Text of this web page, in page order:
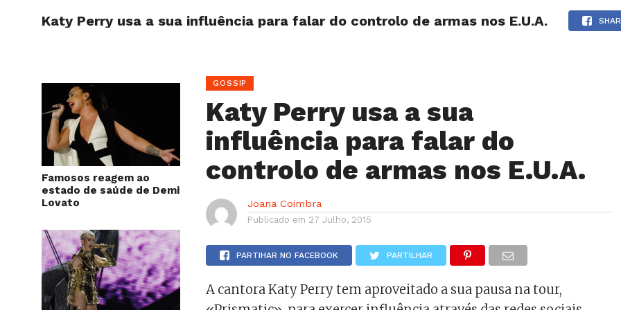
HOME NOTÍCIAS GOSSIP FUTEBOL AGENDA
Katy Perry usa a sua influência para falar do controlo de armas nos E.U.A.
Famosos reagem ao
estado de saúde de Demi
Lovato
GOSSIP
Katy Perry usa a sua
influência para falar do
controlo de armas nos E.U.A.
Joana Coimbra
Publicado em 27 Julho, 2015
PARTIHAR NO FACEBOOK PARTILHAR
A cantora Katy Perry tem aproveitado a sua pausa na tour,